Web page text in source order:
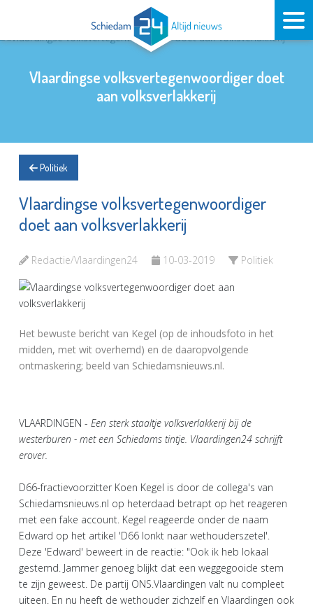
Vlaardingse volksvertegenwoordiger doet
aan volksverlakkerij
Politiek
Vlaardingse volksvertegenwoordiger
doet aan volksverlakkerij
Redactie/Vlaardingen24 10-03-2019 Politiek
Het bewuste bericht van Kegel (op de inhoudsfoto in het
midden, met wit overhemd) en de daaropvolgende
ontmaskering; beeld van Schiedamsnieuws.nl.
VLAARDINGEN - Een sterk staaltje volksverlakkerij bij de
westerburen - met een Schiedams tintje. Vlaardingen24 schrijft
erover.
D66-fractievoorzitter Koen Kegel is door de collega's van
Schiedamsnieuws.nl op heterdaad betrapt op het reageren
met een fake account. Kegel reageerde onder de naam
Edward op het artikel 'D66 lonkt naar wethouderszetel'.
Deze 'Edward' beweert in de reactie: "Ook ik heb lokaal
gestemd. Jammer genoeg blijkt dat een weggegooide stem
te zijn geweest. De partij ONS.Vlaardingen valt nu compleet
uiteen. En nu heeft de wethouder zichzelf en Vlaardingen ook